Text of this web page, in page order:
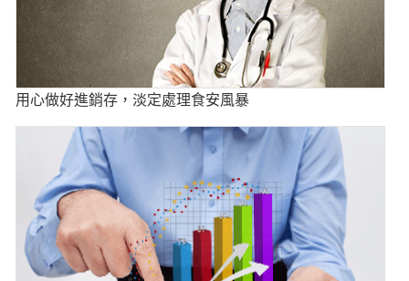
用心做好進銷存，淡定處理食安風暴